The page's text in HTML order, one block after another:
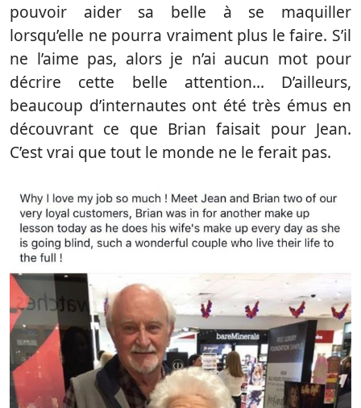
pouvoir aider sa belle à se maquiller
lorsqu’elle ne pourra vraiment plus le faire. S’il
ne l’aime pas, alors je n’ai aucun mot pour
décrire cette belle attention… D’ailleurs,
beaucoup d’internautes ont été très émus en
découvrant ce que Brian faisait pour Jean.
C’est vrai que tout le monde ne le ferait pas.